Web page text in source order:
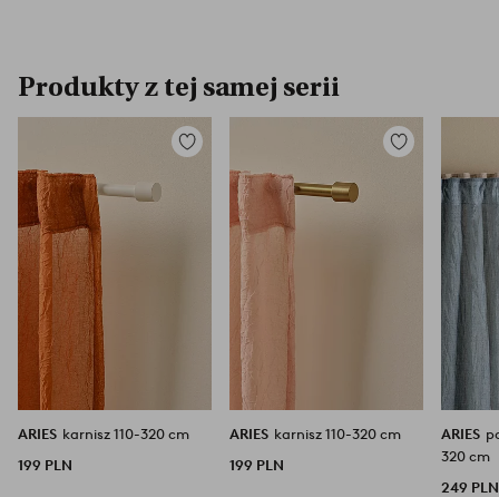
Produkty z tej samej serii
Dodaj
ulubionych
ARIES karnisz 110-320 cm
199 PLN
Dodaj
ulubionych
ARIES karnisz 110-320 cm
199 PLN
ARIES
320 cm
249 PLN